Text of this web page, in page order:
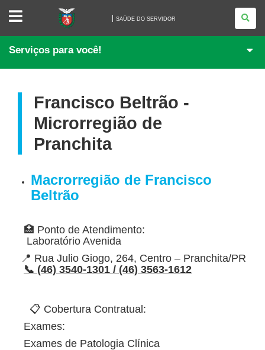
SERVIDOR
SAÚDE DO SERVIDOR
Serviços para você!
Francisco Beltrão -
Microrregião de
Pranchita
Macrorregião de Francisco
Beltrão
🏥 Ponto de Atendimento:
Laboratório Avenida
📍 Rua Julio Giogo, 264, Centro – Pranchita/PR
📞 (46) 3540-1301 / (46) 3563-1612
📋 Cobertura Contratual:
Exames:
Exames de Patologia Clínica